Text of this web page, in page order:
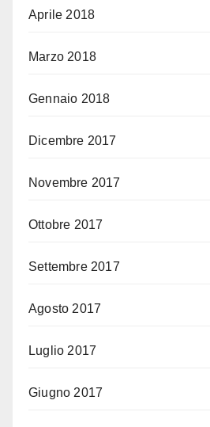
Aprile 2018
Marzo 2018
Gennaio 2018
Dicembre 2017
Novembre 2017
Ottobre 2017
Settembre 2017
Agosto 2017
Luglio 2017
Giugno 2017